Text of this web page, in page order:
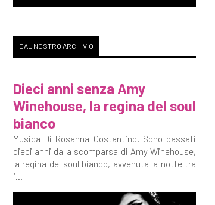
DAL NOSTRO ARCHIVIO
Dieci anni senza Amy
Winehouse, la regina del soul
bianco
Musica Di Rosanna Costantino. Sono passati
dieci anni dalla scomparsa di Amy Winehouse,
la regina del soul bianco, avvenuta la notte tra
i...